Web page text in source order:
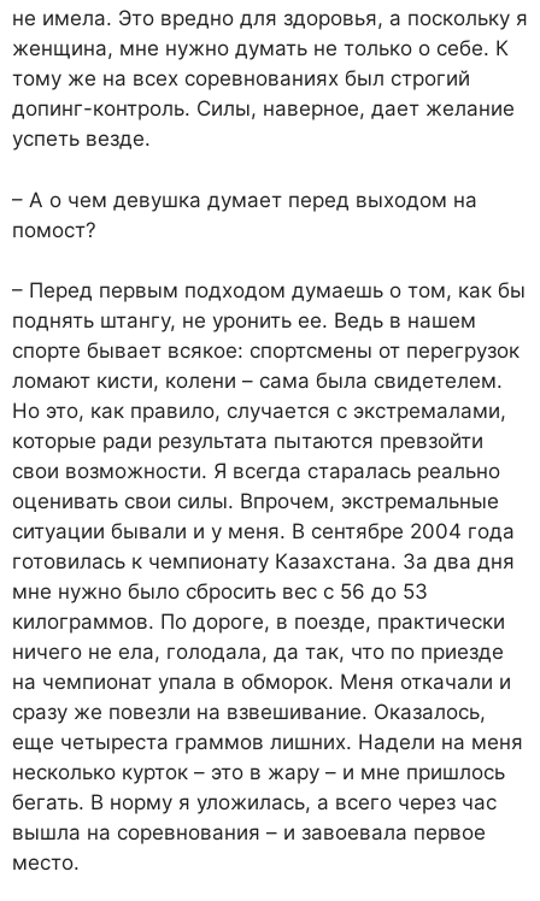
не имела. Это вредно для здоровья, а поскольку я
женщина, мне нужно думать не только о себе. К
тому же на всех соревнованиях был строгий
допинг-контроль. Силы, наверное, дает желание
успеть везде.
– А о чем девушка думает перед выходом на
помост?
– Перед первым подходом думаешь о том, как бы
поднять штангу, не уронить ее. Ведь в нашем
спорте бывает всякое: спортсмены от перегрузок
ломают кисти, колени – сама была свидетелем.
Но это, как правило, случается с экстремалами,
которые ради результата пытаются превзойти
свои возможности. Я всегда старалась реально
оценивать свои силы. Впрочем, экстремальные
ситуации бывали и у меня. В сентябре 2004 года
готовилась к чемпионату Казахстана. За два дня
мне нужно было сбросить вес с 56 до 53
килограммов. По дороге, в поезде, практически
ничего не ела, голодала, да так, что по приезде
на чемпионат упала в обморок. Меня откачали и
сразу же повезли на взвешивание. Оказалось,
еще четыреста граммов лишних. Надели на меня
несколько курток – это в жару – и мне пришлось
бегать. В норму я уложилась, а всего через час
вышла на соревнования – и завоевала первое
место.